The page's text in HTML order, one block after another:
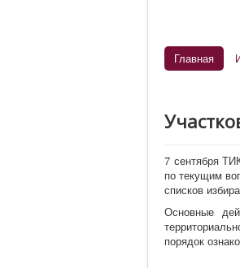
Главная
7 сентября
по текущим
списков
Основные
порядок